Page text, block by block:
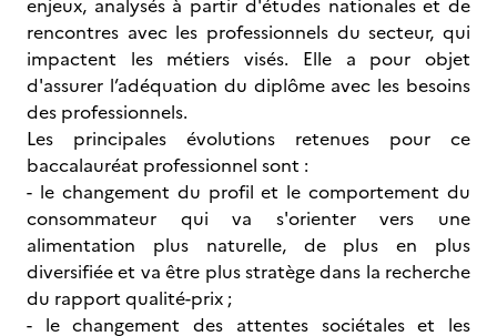
enjeux, analysés à partir d'études nationales et de
rencontres avec les professionnels du secteur, qui
impactent les métiers visés. Elle a pour objet
d'assurer l’adéquation du diplôme avec les besoins
des professionnels.
Les principales évolutions retenues pour ce
baccalauréat professionnel sont :
- le changement du profil et le comportement du
consommateur qui va s'orienter vers une
alimentation plus naturelle, de plus en plus
diversifiée et va être plus stratège dans la recherche
du rapport qualité-prix ;
- le changement des attentes sociétales et les